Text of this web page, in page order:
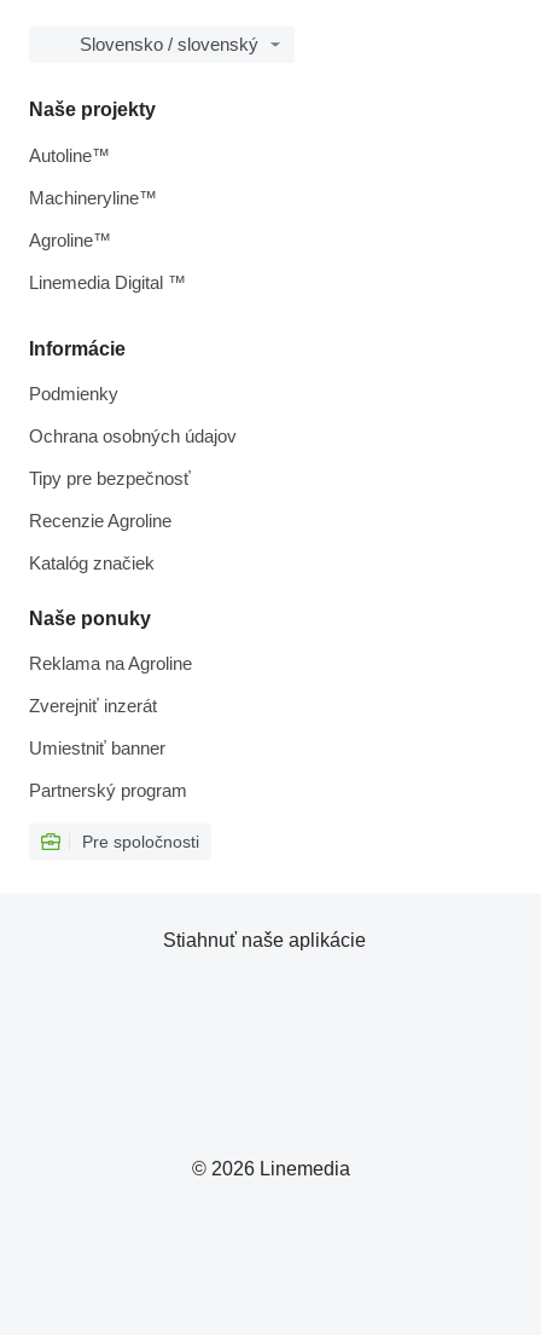
Slovensko / slovenský
Informácie
Podmienky
Ochrana osobných údajov
Tipy pre bezpečnosť
Recenzie Agroline
Katalóg značiek
Naše ponuky
Reklama na Agroline
Zverejniť inzerát
Umiestniť banner
Partnerský program
Pre spoločnosti
Naše projekty
Autoline™
Machineryline™
Agroline™
Linemedia Digital ™
© 2026 Linemedia
Stiahnuť naše aplikácie